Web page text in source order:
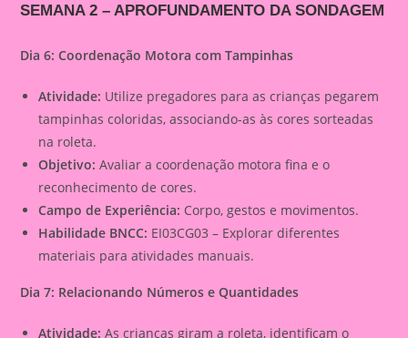
SEMANA 2 – APROFUNDAMENTO DA SONDAGEM
Dia 6: Coordenação Motora com Tampinhas
Atividade: Utilize pregadores para as crianças pegarem
tampinhas coloridas, associando-as às cores sorteadas
na roleta.
Objetivo: Avaliar a coordenação motora fina e o
reconhecimento de cores.
Campo de Experiência: Corpo, gestos e movimentos.
Habilidade BNCC: EI03CG03 – Explorar diferentes
materiais para atividades manuais.
Dia 7: Relacionando Números e Quantidades
Atividade: As crianças giram a roleta, identificam o